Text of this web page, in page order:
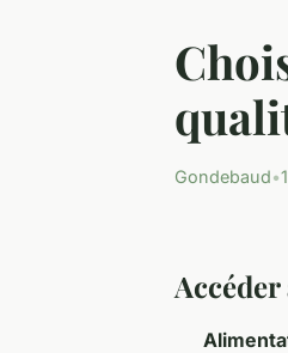
Gondebaud•